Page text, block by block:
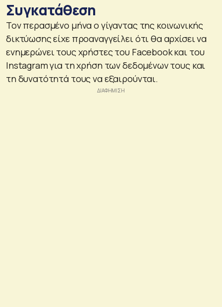
Συγκατάθεση
Τον περασμένο μήνα ο γίγαντας της κοινωνικής
δικτύωσης είχε προαναγγείλει ότι θα αρχίσει να
ενημερώνει τους χρήστες του Facebook και του
Instagram για τη χρήση των δεδομένων τους και
τη δυνατότητά τους να εξαιρούνται.